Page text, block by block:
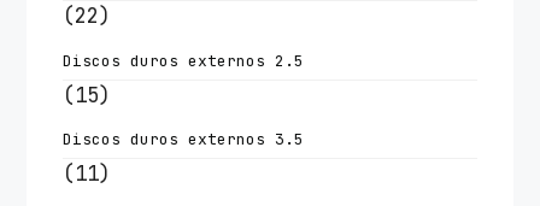
(22)
Discos duros externos 2.5
(15)
Discos duros externos 3.5
(11)